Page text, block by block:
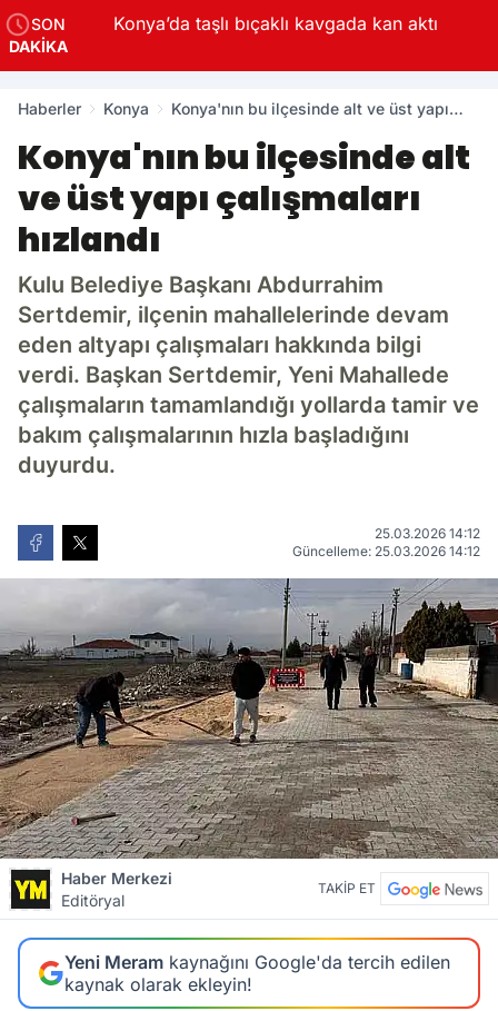
SON
DAKİKA
Konya’da taşlı bıçaklı kavgada kan aktı
Haberler Konya
Konya'nın bu ilçesinde alt ve üst yapı
Konya'nın bu ilçesinde alt
ve üst yapı çalışmaları
hızlandı
Kulu Belediye Başkanı Abdurrahim
Sertdemir, ilçenin mahallelerinde devam
eden altyapı çalışmaları hakkında bilgi
verdi. Başkan Sertdemir, Yeni Mahallede
çalışmaların tamamlandığı yollarda tamir ve
bakım çalışmalarının hızla başladığını
duyurdu.
25.03.2026 14:12
Güncelleme: 25.03.2026 14:12
Haber Merkezi
Editöryal
TAKİP ET
Yeni Meram kaynağını Google'da tercih edilen
kaynak olarak ekleyin!